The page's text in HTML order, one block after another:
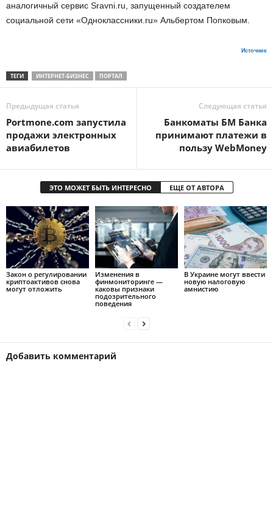
аналогичный сервис Sravni.ru, запущенный создателем
социальной сети «Одноклассники.ru» Альбертом Попковым.
Источник
ТЕГИ ИНТЕРНЕТ-БИЗНЕС ПОРТАЛ
Предыдущая статья
Portmone.com запустила
продажи электронных
авиабилетов
Следующая статья
Банкоматы БМ Банка
принимают платежи в
пользу WebMoney
ЭТО МОЖЕТ БЫТЬ ИНТЕРЕСНО ЕЩЕ ОТ АВТОРА
Закон о регулировании
криптоактивов снова
могут отложить
Изменения в
финмониторинге —
каковы признаки
подозрительного
поведения
В Украине могут ввести
новую налоговую
амнистию
Добавить комментарий